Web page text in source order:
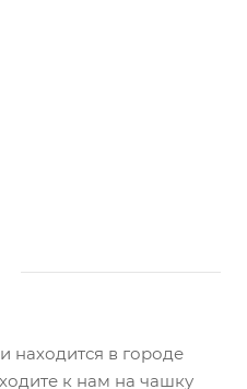
находится в городе
к нам на чашку